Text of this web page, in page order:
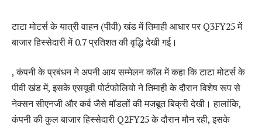
टाटा मोटर्स के यात्री वाहन (पीवी) खंड में तिमाही आधार पर Q3FY25 में
बाजार हिस्सेदारी में 0.7 प्रतिशत की वृद्धि देखी गई।
, कंपनी के प्रबंधन ने अपनी आय सम्मेलन कॉल में कहा कि टाटा मोटर्स के
पीवी खंड में, इसके एसयूवी पोर्टफोलियो ने तिमाही के दौरान विशेष रूप से
नेक्सन सीएनजी और कर्व जैसे मॉडलों की मजबूत बिक्री देखी। हालांकि,
कंपनी की कुल बाजार हिस्सेदारी Q2FY25 के दौरान मौन रही, इसके